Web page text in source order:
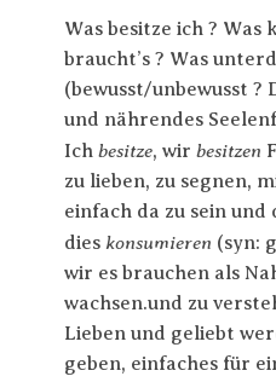
Was besitze ich ? Was
braucht’s ? Was
(bewusst/unbewusst ?
und nährendes
Ich besitze, wir besitzen
zu lieben, zu segnen,
einfach da zu sein
dies konsumieren (syn:
wir es brauchen als
wachsen.und zu
Lieben und geliebt
geben, einfaches für